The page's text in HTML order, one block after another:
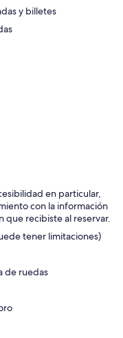
y billetes
en particular,
con la información
que recibiste al reservar.
tener limitaciones)
de ruedas